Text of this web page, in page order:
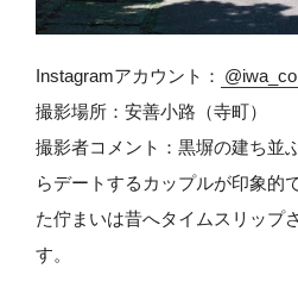
Instagramアカウント：
撮影場所：安善小路（寺町）
撮影者コメント：黒塀の建ち並
らデートするカップルが印象的
た佇まいは昔へタイムスリップ
す。